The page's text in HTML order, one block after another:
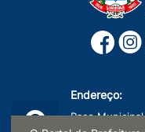
Endereço:
Paço